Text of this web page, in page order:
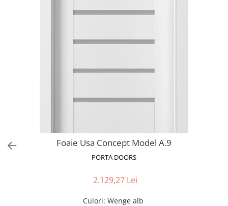
Foaie Usa Concept Model A.9
PORTA DOORS
2.129,27 Lei
Culori: Wenge alb